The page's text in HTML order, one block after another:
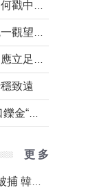
致遠
更 多